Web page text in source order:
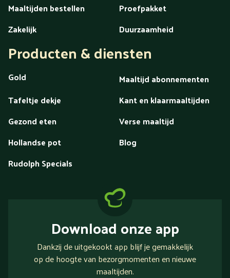
Maaltijden bestellen
Proefpakket
Zakelijk
Duurzaamheid
Producten & diensten
Gold
Maaltijd abonnementen
Tafeltje dekje
Kant en klaarmaaltijden
Gezond eten
Verse maaltijd
Hollandse pot
Blog
Rudolph Specials
Download onze app
Dankzij de uitgekookt app blijf je gemakkelijk
op de hoogte van bezorgmomenten en nieuwe
maaltijden.